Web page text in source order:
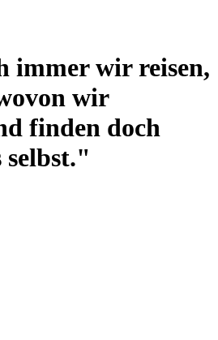
immer wir reisen,
wir
finden doch
selbst."